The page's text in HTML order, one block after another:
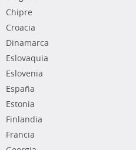
Chipre
Croacia
Dinamarca
Eslovaquia
Eslovenia
España
Estonia
Finlandia
Francia